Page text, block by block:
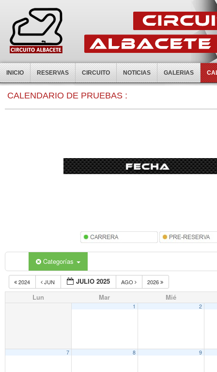
INICIO RESERVAS CIRCUITO NOTICIAS GALERIAS
CALENDARIO DE PRUEBAS :
Categorías
2024 JUN JULIO 2025 AGO 2026
Lun Mar Mié
1 2
7 8 9